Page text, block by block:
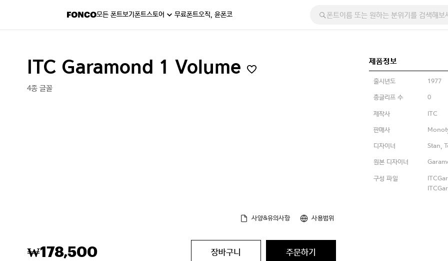
모든 폰트보기폰트스토어 무료폰트오직, 윤폰코
ITC Garamond 1 Volume
4종 글꼴
제품정보
출시년도 1977
총글리프 수 0
제작사 ITC
판매사
디자이너 Stan,
원본 디자이너
구성 파일
사양&유의사항 사용범위
₩178,500 장바구니 주문하기